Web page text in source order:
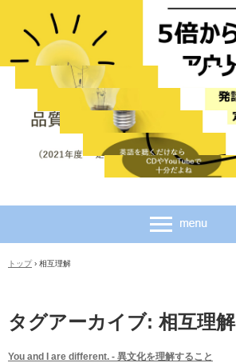
トップ › 相互理解
タグアーカイブ: 相互理解
You and I are different. ‐ 異文化を理解すること